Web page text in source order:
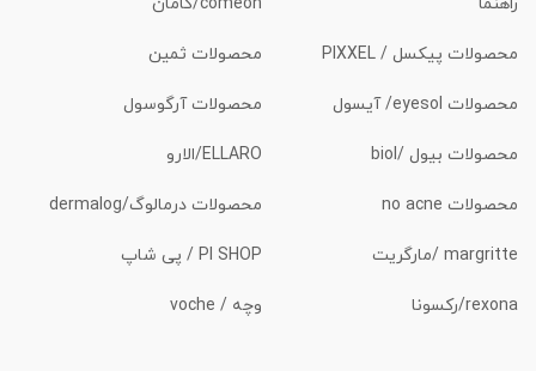
راهنما comeon/کامان
محصولات پیکسل / PIXXEL محصولات ثمین
محصولات eyesol/ آیسول محصولات آرگوسول
محصولات بیول /biol ELLARO/الارو
محصولات no acne محصولات درمالوگ/dermalog
margritte /مارگریت PI SHOP / پی شاپ
rexona/رکسونا وچه / voche